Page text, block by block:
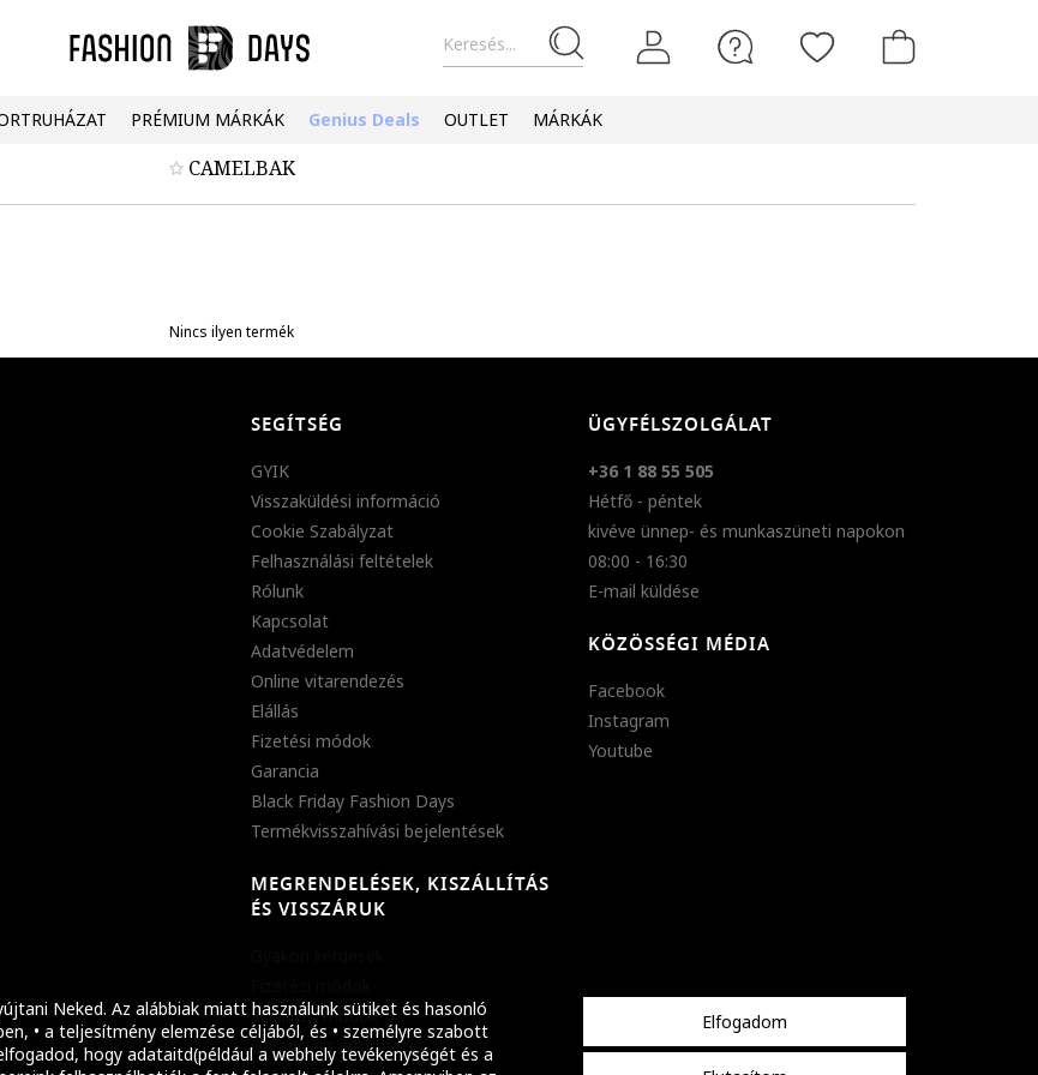
Neked. Az alábbiak miatt használunk sütiket és hasonló
• a teljesítmény elemzése céljából, és • személyre szabott
hogy adataitd(például a webhely tevékenységét és a
Elfogadom
Keresés...
PRÉMIUM MÁRKÁK Genius Deals OUTLET MÁRKÁK
CAMELBAK
Nincs ilyen termék
SEGÍTSÉG
GYIK
Visszaküldési információ
Cookie Szabályzat
Felhasználási feltételek
Rólunk
Kapcsolat
Adatvédelem
Online vitarendezés
Elállás
Fizetési módok
Garancia
Black Friday Fashion Days
Termékvisszahívási bejelentések
MEGRENDELÉSEK, KISZÁLLÍTÁS
ÉS VISSZÁRUK
Szállítási módok
Garanciális információ
ÜGYFÉLSZOLGÁLAT
+36 1 88 55 505
Hétfő - péntek
kivéve ünnep- és munkaszüneti napokon
08:00 - 16:30
E-mail küldése
KÖZÖSSÉGI MÉDIA
Facebook
Instagram
Youtube